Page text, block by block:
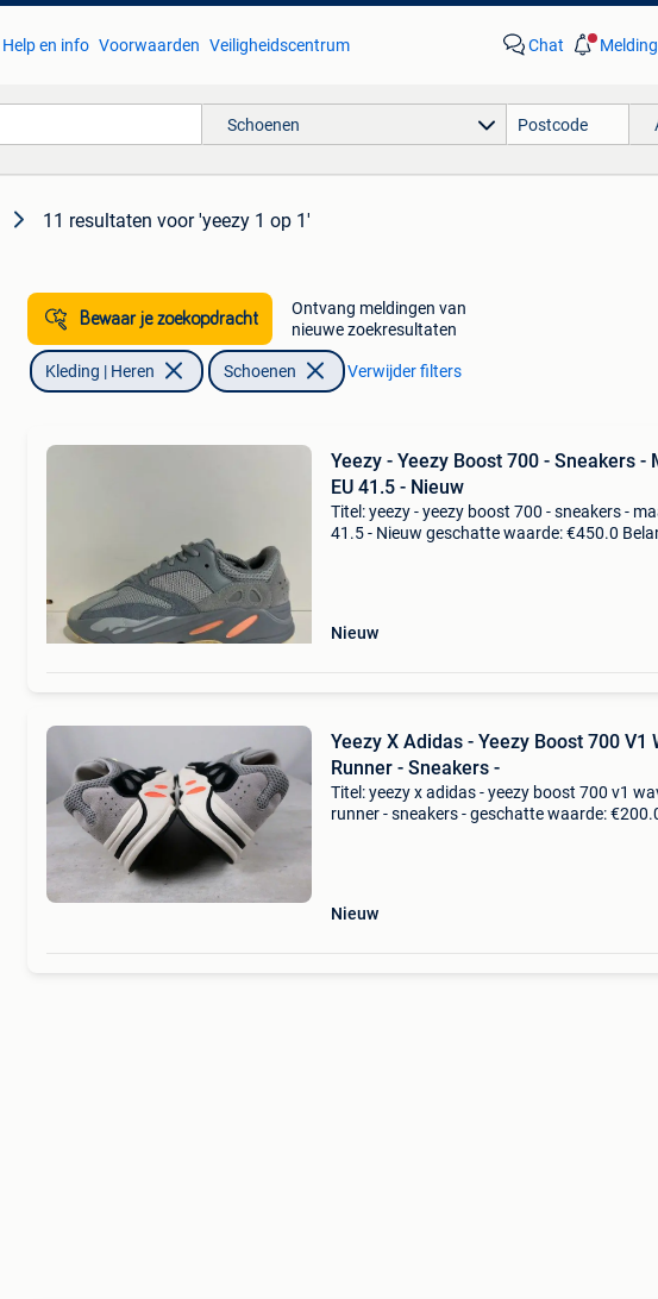
Help en info Voorwaarden Veiligheidscentrum Chat
Schoenen
11 resultaten voor 'yeezy 1 op 1'
Bewaar je zoekopdracht
Ontvang meldingen van
nieuwe zoekresultaten
Kleding | Heren Schoenen Verwijder filters
Yeezy - Yeezy Boost 700 - Sneakers -
EU 41.5 - Nieuw
Titel: yeezy - yeezy boost 700 - sneakers -
41.5 - Nieuw geschatte waarde: €450.0
Nieuw
Yeezy X Adidas - Yeezy Boost 700 V1
Runner - Sneakers -
Titel: yeezy x adidas - yeezy boost 700 v1
runner - sneakers - geschatte waarde:
Nieuw